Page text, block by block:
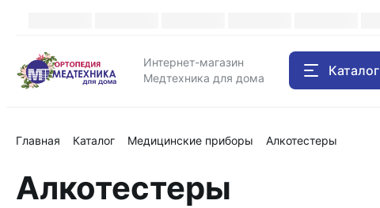
Интернет-магазин
Медтехника для дома
Каталог
Главная Каталог Медицинские приборы Алкотестеры
Алкотестеры